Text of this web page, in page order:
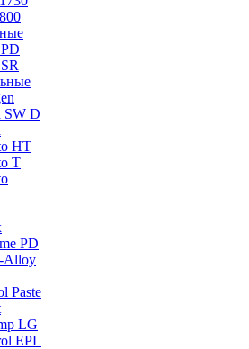
SW D
HT
T
PD
Alloy
Paste
LG
EPL